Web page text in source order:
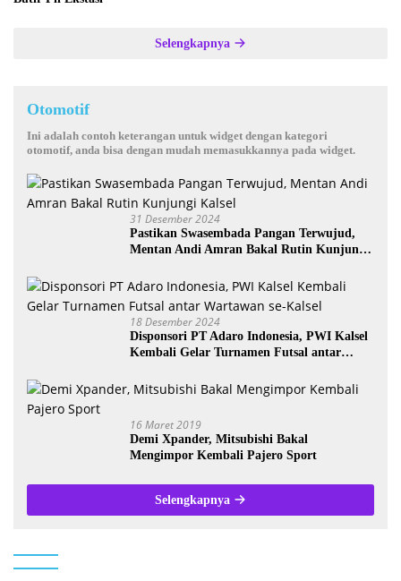
Selengkapnya
Otomotif
Ini adalah contoh keterangan untuk widget dengan kategori
otomotif, anda bisa dengan mudah memasukkannya pada widget.
31 Desember 2024
Pastikan Swasembada Pangan Terwujud,
Mentan Andi Amran Bakal Rutin Kunjungi
18 Desember 2024
Disponsori PT Adaro Indonesia, PWI Kalsel
Kembali Gelar Turnamen Futsal antar
16 Maret 2019
Demi Xpander, Mitsubishi Bakal
Mengimpor Kembali Pajero Sport
Selengkapnya